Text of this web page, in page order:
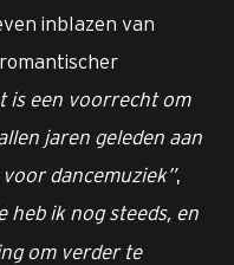
inblazen van
is een voorrecht om
jaren geleden aan
dancemuziek”,
heb ik nog steeds, en
om verder te